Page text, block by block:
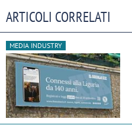
ARTICOLI CORRELATI
MEDIA INDUSTRY